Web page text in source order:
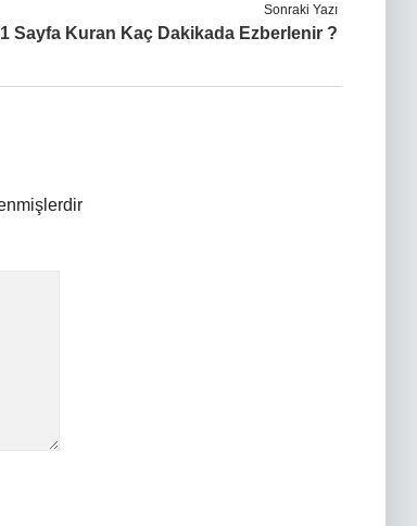
Sonraki Yazı
1 Sayfa Kuran Kaç Dakikada Ezberlenir ?